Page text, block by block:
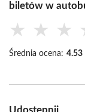
biletów w
★ ★ ★
Średnia ocena: 4.53
Udostępnij